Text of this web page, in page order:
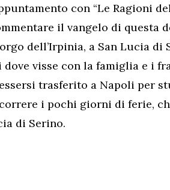
con “Le Ragioni
il vangelo di questa
dell’Irpinia, a San Lucia di
visse con la famiglia e i
trasferito a Napoli per
i pochi giorni di ferie,
di Serino.